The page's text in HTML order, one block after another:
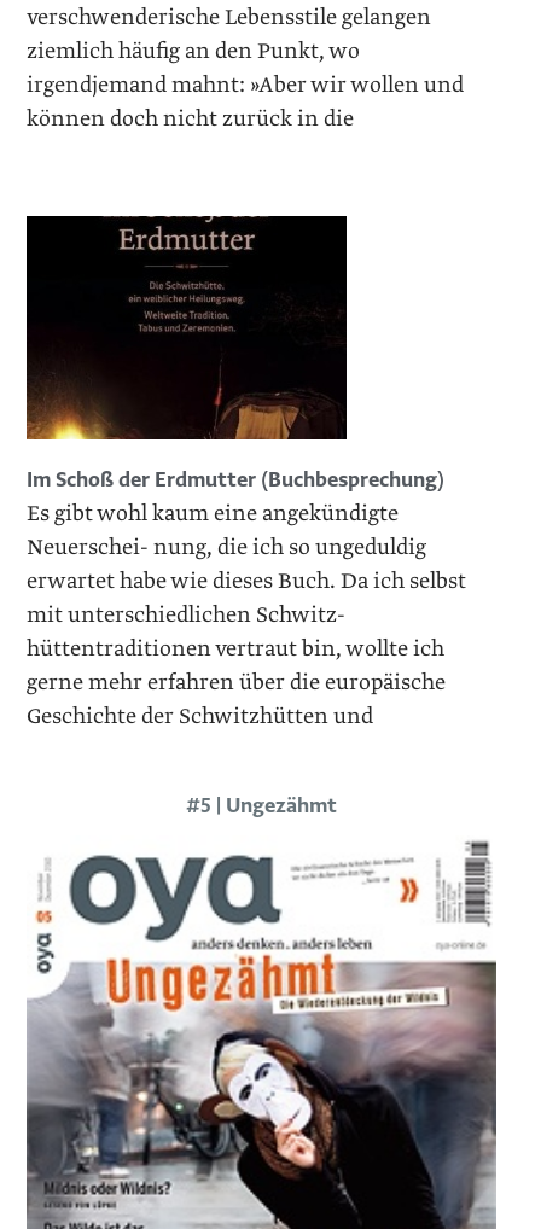
verschwenderische Lebensstile gelangen
ziemlich häufig an den Punkt, wo
irgendjemand mahnt: »Aber wir wollen und
können doch nicht zurück in die
Im Schoß der Erdmutter (Buchbesprechung)
Es gibt wohl kaum eine angekündigte
Neuerschei- nung, die ich so ungeduldig
erwartet habe wie dieses Buch. Da ich selbst
mit unterschiedlichen Schwitz-
hüttentraditionen vertraut bin, wollte ich
gerne mehr erfahren über die europäische
Geschichte der Schwitzhütten und
#5 | Ungezähmt